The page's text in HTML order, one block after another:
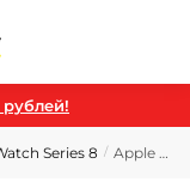
Series 8 / Apple Watch Series 8 45 мм Алюминиевый Корпус, Полуночный/полуночный, Спортивный Силиконовый Ремешок